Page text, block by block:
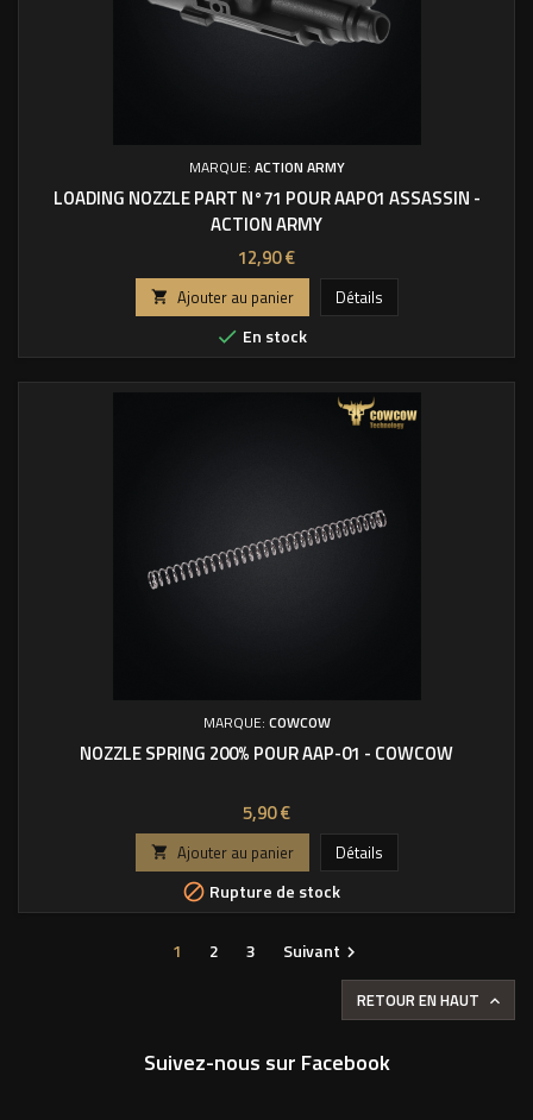
MARQUE: ACTION ARMY
LOADING NOZZLE PART N°71 POUR AAP01 ASSASSIN -
ACTION ARMY
Prix
12,90 €
 Ajouter au panier
Détails
 En stock
MARQUE: COWCOW
NOZZLE SPRING 200% POUR AAP-01 - COWCOW
Prix
5,90 €
 Ajouter au panier
Détails
 Rupture de stock
1 2 3 Suivant 
RETOUR EN HAUT 
Suivez-nous sur Facebook